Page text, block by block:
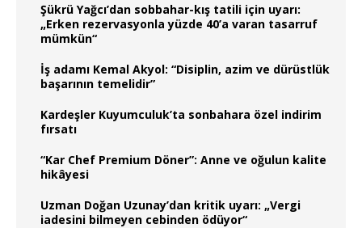
Şükrü Yağcı’dan sobbahar-kış tatili için uyarı:
„Erken rezervasyonla yüzde 40’a varan tasarruf
mümkün“
İş adamı Kemal Akyol: “Disiplin, azim ve dürüstlük
başarının temelidir”
Kardeşler Kuyumculuk’ta sonbahara özel indirim
fırsatı
“Kar Chef Premium Döner”: Anne ve oğulun kalite
hikâyesi
Uzman Doğan Uzunay’dan kritik uyarı: „Vergi
iadesini bilmeyen cebinden ödüyor“